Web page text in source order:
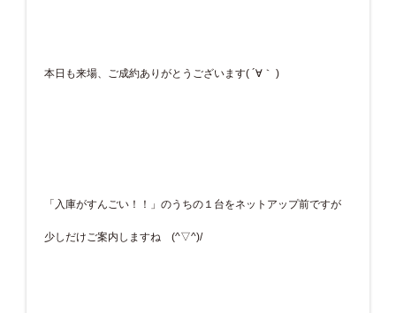
本日も来場、ご成約ありがとうございます( ´∀｀ )
「入庫がすんごい！！」のうちの１台をネットアップ前ですが
少しだけご案内しますね (^▽^)/